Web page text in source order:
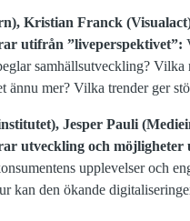
Kristian Franck
utifrån ”liveperspektivet”:
samhällsutveckling? Vilka
mer? Vilka trender ger
Jesper Pauli
utveckling och
upplevelser och
kan den ökande